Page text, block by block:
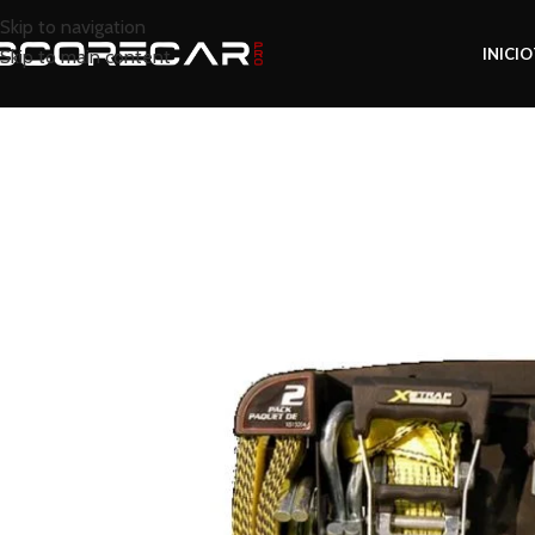
Skip to navigation
Skip to main content
INICIO